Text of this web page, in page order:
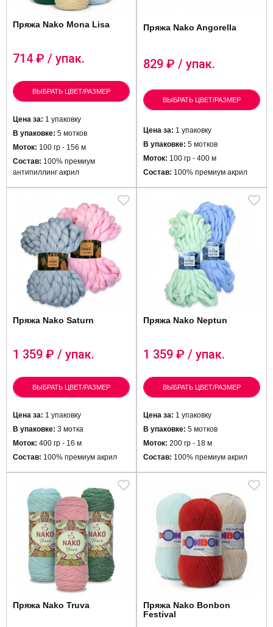
Пряжа Nako Mona Lisa
714 ₽ / упак.
ВЫБРАТЬ ЦВЕТ/РАЗМЕР
Цена за: 1 упаковку
В упаковке: 5 мотков
Моток: 100 гр - 156 м
Состав: 100% премиум
антипиллинг акрил
Пряжа Nako Angorella
829 ₽ / упак.
ВЫБРАТЬ ЦВЕТ/РАЗМЕР
Цена за: 1 упаковку
В упаковке: 5 мотков
Моток: 100 гр - 400 м
Состав: 100% премиум акрил
Пряжа Nako Saturn
1 359 ₽ / упак.
ВЫБРАТЬ ЦВЕТ/РАЗМЕР
Цена за: 1 упаковку
В упаковке: 3 мотка
Моток: 400 гр - 16 м
Состав: 100% премиум акрил
Пряжа Nako Neptun
1 359 ₽ / упак.
ВЫБРАТЬ ЦВЕТ/РАЗМЕР
Цена за: 1 упаковку
В упаковке: 5 мотков
Моток: 200 гр - 18 м
Состав: 100% премиум акрил
Пряжа Nako Truva
Пряжа Nako Bonbon
Festival